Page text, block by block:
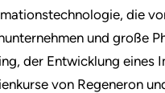
die
und große
der Entwicklung eines
von Regeneron